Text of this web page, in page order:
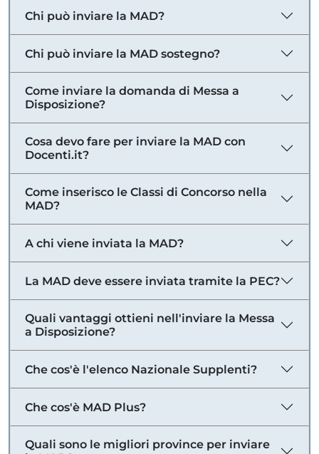
Chi può inviare la MAD?
Chi può inviare la MAD sostegno?
Come inviare la domanda di Messa a
Disposizione?
Cosa devo fare per inviare la MAD con
Docenti.it?
Come inserisco le Classi di Concorso nella
MAD?
A chi viene inviata la MAD?
La MAD deve essere inviata tramite la PEC?
Quali vantaggi ottieni nell'inviare la Messa
a Disposizione?
Che cos'è l'elenco Nazionale Supplenti?
Che cos'è MAD Plus?
Quali sono le migliori province per inviare